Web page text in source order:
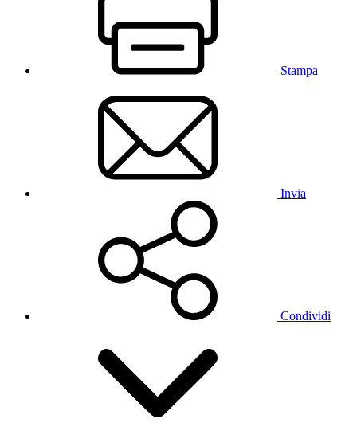
Stampa
Invia
Condividi